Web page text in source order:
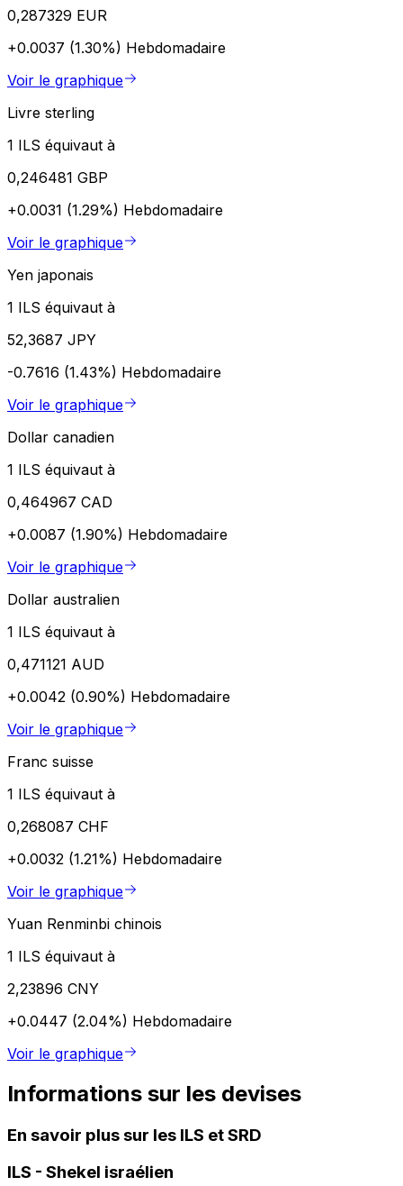
0,287329 EUR
+0.0037 (1.30%) Hebdomadaire
Voir le graphique
Livre sterling
1 ILS équivaut à
0,246481 GBP
+0.0031 (1.29%) Hebdomadaire
Voir le graphique
Yen japonais
1 ILS équivaut à
52,3687 JPY
-0.7616 (1.43%) Hebdomadaire
Voir le graphique
Dollar canadien
1 ILS équivaut à
0,464967 CAD
+0.0087 (1.90%) Hebdomadaire
Voir le graphique
Dollar australien
1 ILS équivaut à
0,471121 AUD
+0.0042 (0.90%) Hebdomadaire
Voir le graphique
Franc suisse
1 ILS équivaut à
0,268087 CHF
+0.0032 (1.21%) Hebdomadaire
Voir le graphique
Yuan Renminbi chinois
1 ILS équivaut à
2,23896 CNY
+0.0447 (2.04%) Hebdomadaire
Voir le graphique
Informations sur les devises
En savoir plus sur les ILS et SRD
ILS - Shekel israélien